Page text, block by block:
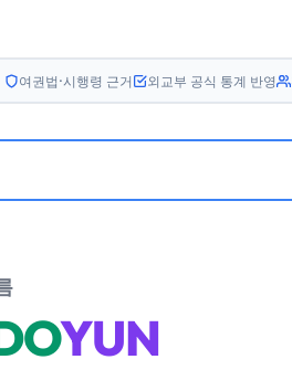
여권법·시행령 근거 외교부 공식 통계 반영
YUN